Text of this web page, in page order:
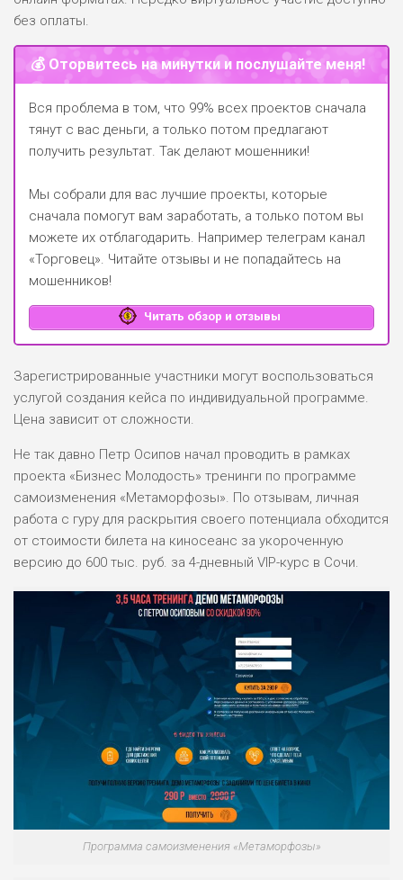
без оплаты.
💰 Оторвитесь на минутки и послушайте меня!
Вся проблема в том, что 99% всех проектов сначала
тянут с вас деньги, а только потом предлагают
получить результат. Так делают мошенники!
Мы собрали для вас лучшие проекты, которые
сначала помогут вам заработать, а только потом вы
можете их отблагодарить. Например телеграм канал
«Торговец». Читайте отзывы и не попадайтесь на
мошенников!
Читать обзор и отзывы
Зарегистрированные участники могут воспользоваться
услугой создания кейса по индивидуальной программе.
Цена зависит от сложности.
Не так давно Петр Осипов начал проводить в рамках
проекта «Бизнес Молодость» тренинги по программе
самоизменения «Метаморфозы». По отзывам, личная
работа с гуру для раскрытия своего потенциала обходится
от стоимости билета на киносеанс за укороченную
версию до 600 тыс. руб. за 4-дневный VIP-курс в Сочи.
Программа самоизменения «Метаморфозы»